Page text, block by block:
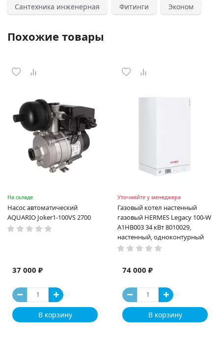
Сантехника инженерная Фитинги Эконом
Похожие товары
На складе
Насос автоматический
AQUARIO Joker1-100VS 2700
37 000 ₽
В корзину
Уточняйте у менеджера
Газовый котел настенный
газовый HERMES Legacy 100-W
A1HB003 34 кВт 8010029,
настенный, одноконтурный
74 000 ₽
В корзину